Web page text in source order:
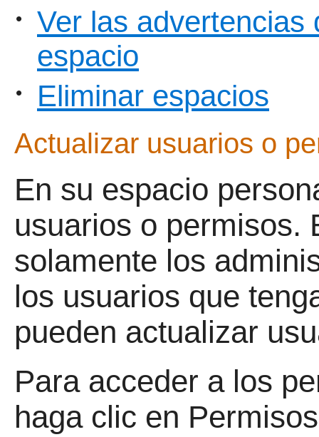
•
Ver las advertencias
espacio
• Eliminar espacios
Actualizar usuarios o
En su espacio
usuarios o permisos.
solamente los
los usuarios que
pueden actualizar
Para acceder a los
haga clic en